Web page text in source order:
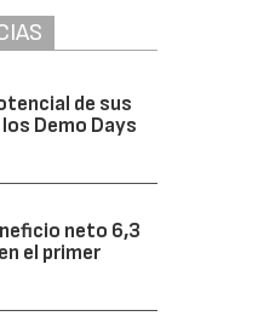
de sus
Demo Days
neto 6,3
el primer